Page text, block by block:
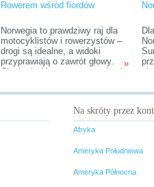
Rowerem wśród fiordów
Norwegia to prawdziwy raj dla
motocyklistów i rowerzystów –
drogi są idealne, a widoki
przyprawiają o zawrót głowy.
Choć górskie trasy stanowią nie
mięśni, warto się zdobyć na ten
można wprost z roweru
podziwiać lodowce, ośnieżone
szczyty i turkusowe fiordy.
»
Na skróty przez
Afryka
Ameryka Południowa
Ameryka Północna